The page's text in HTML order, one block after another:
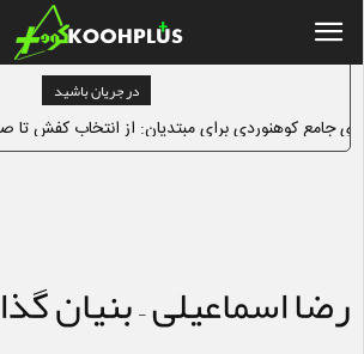
در جریان باشید
جامع کوهنوردی برای مبتدیان: از انتخاب کفش تا
رضا اسماعیلی – بنیان